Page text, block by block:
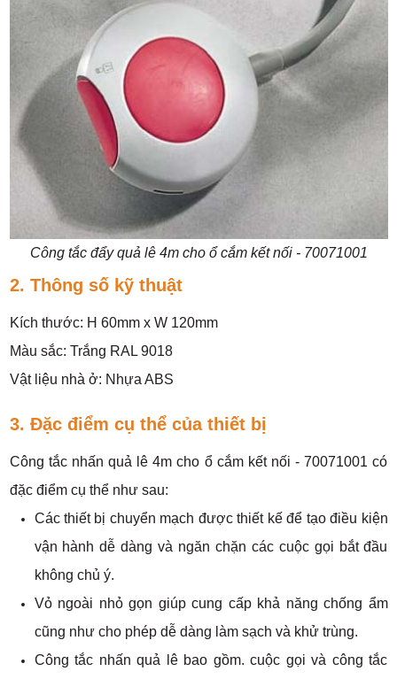
Công tắc đẩy quả lê 4m cho ổ cắm kết nối - 70071001
2. Thông số kỹ thuật
Kích thước: H 60mm x W 120mm
Màu sắc: Trắng RAL 9018
Vật liệu nhà ở: Nhựa ABS
3. Đặc điểm cụ thể của thiết bị
Công tắc nhấn quả lê 4m cho ổ cắm kết nối - 70071001 có
đặc điểm cụ thể như sau:
Các thiết bị chuyển mạch được thiết kế để tạo điều kiện
vận hành dễ dàng và ngăn chặn các cuộc gọi bắt đầu
không chủ ý.
Vỏ ngoài nhỏ gọn giúp cung cấp khả năng chống ẩm
cũng như cho phép dễ dàng làm sạch và khử trùng.
Công tắc nhấn quả lê bao gồm. cuộc gọi và công tắc